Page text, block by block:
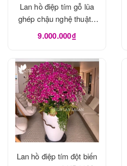
Lan hồ điệp tím gỗ lũa
ghép chậu nghệ thuật -
LHD1190
9.000.000₫
Lan hồ điệp tím đột biến